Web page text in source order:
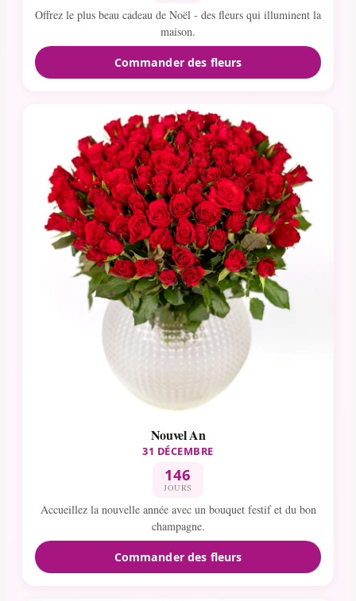
Offrez le plus beau cadeau de Noël - des fleurs qui illuminent la
maison.
Commander des fleurs
Nouvel An
31 DÉCEMBRE
146
JOURS
Accueillez la nouvelle année avec un bouquet festif et du bon
champagne.
Commander des fleurs